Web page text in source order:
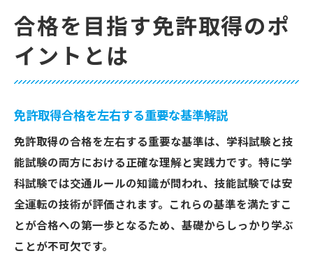
合格を目指す免許取得のポ
イントとは
免許取得合格を左右する重要な基準解説
免許取得の合格を左右する重要な基準は、学科試験と技
能試験の両方における正確な理解と実践力です。特に学
科試験では交通ルールの知識が問われ、技能試験では安
全運転の技術が評価されます。これらの基準を満たすこ
とが合格への第一歩となるため、基礎からしっかり学ぶ
ことが不可欠です。